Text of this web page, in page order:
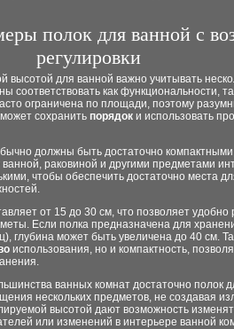
полок для ванной с
регулировки
высотой для ванной важно учитывать
соответствовать как функциональности,
ограничена по площади, поэтому
сохранить порядок и использовать
должны быть достаточно
раковиной и другими предметами
чтобы обеспечить достаточно места
от 15 до 30 см, что позволяет
Если полка предназначена для
глубина может быть увеличена до 40 см.
использования, но и компактность,
ванных комнат достаточно полок
нескольких предметов, не создавая
высотой дают возможность
или изменений в интерьере ванной